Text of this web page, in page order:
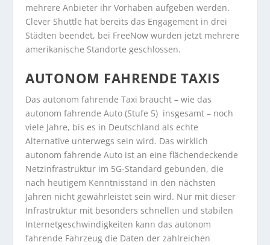
mehrere Anbieter ihr Vorhaben aufgeben werden.
Clever Shuttle hat bereits das Engagement in drei
Städten beendet, bei FreeNow wurden jetzt mehrere
amerikanische Standorte geschlossen.
AUTONOM FAHRENDE TAXIS
Das autonom fahrende Taxi braucht – wie das
autonom fahrende Auto (Stufe 5) insgesamt – noch
viele Jahre, bis es in Deutschland als echte
Alternative unterwegs sein wird. Das wirklich
autonom fahrende Auto ist an eine flächendeckende
Netzinfrastruktur im 5G-Standard gebunden, die
nach heutigem Kenntnisstand in den nächsten
Jahren nicht gewährleistet sein wird. Nur mit dieser
Infrastruktur mit besonders schnellen und stabilen
Internetgeschwindigkeiten kann das autonom
fahrende Fahrzeug die Daten der zahlreichen